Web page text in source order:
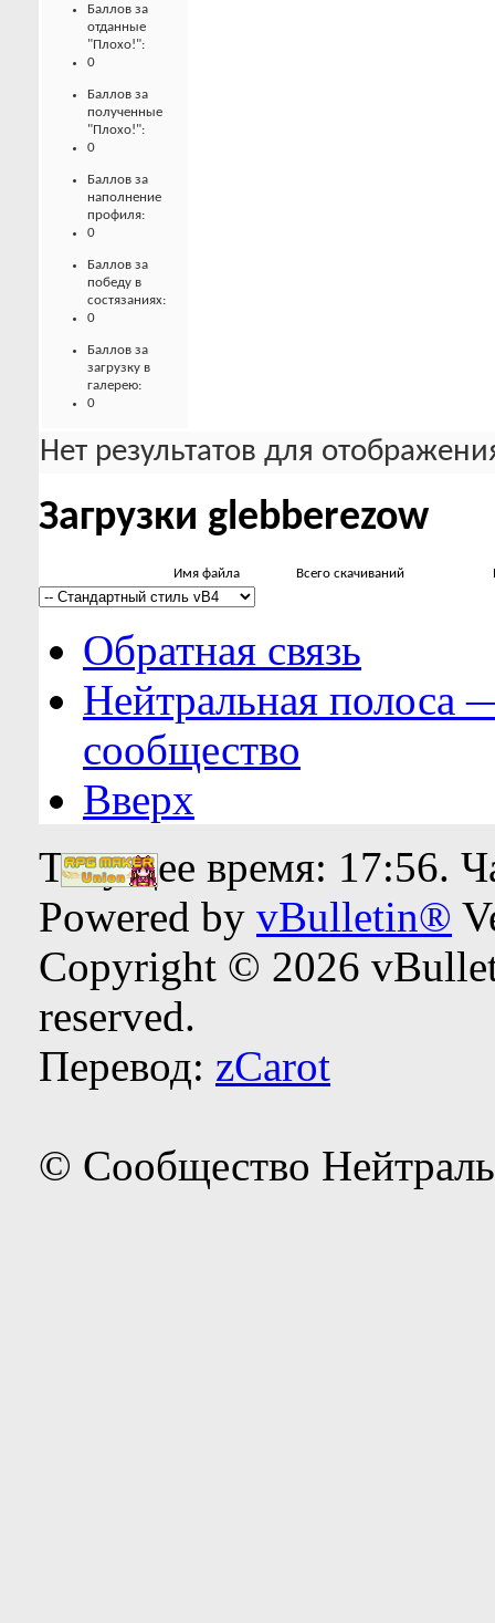
Баллов за
отданные
"Плохо!":
0
Баллов за
полученные
"Плохо!":
0
Баллов за
наполнение
профиля:
0
Баллов за
победу в
состязаниях:
0
Баллов за
загрузку в
галерею:
0
Нет результатов для
Загрузки glebberezow
Имя файла Всего скачиваний
Обратная связь
Нейтральная полоса
сообщество
Вверх
Текущее время: 17:56.
Powered by vBulletin®
Copyright © 2026
reserved.
Перевод: zCarot
© Сообщество